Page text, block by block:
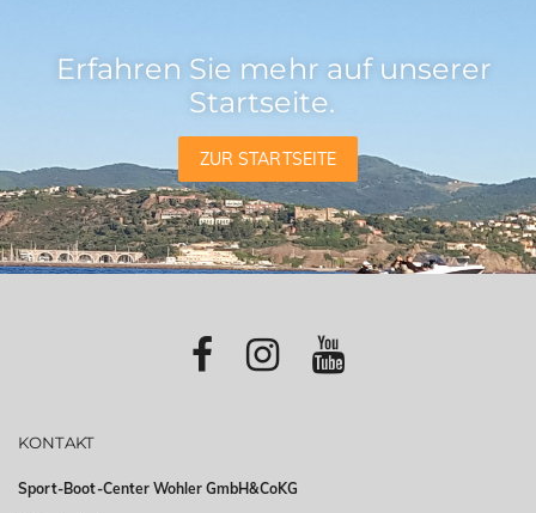
Erfahren Sie mehr auf unserer
Startseite.
ZUR STARTSEITE
KONTAKT
Sport-Boot-Center Wohler GmbH&CoKG